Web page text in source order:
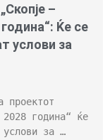
–
Ќе се
услови за
проектот
година“ ќе
услови за …